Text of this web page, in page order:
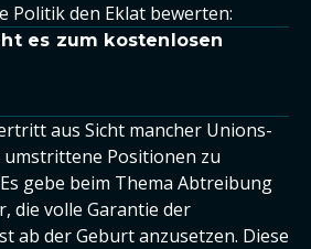
Politik den Eklat bewerten:
es zum kostenlosen
aus Sicht mancher Unions-
Positionen zu
gebe beim Thema Abtreibung
die volle Garantie der
ab der Geburt anzusetzen. Diese